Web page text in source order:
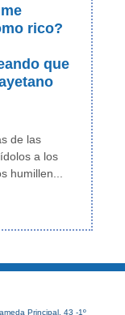
rico?
que
de las
a los
humillen
Principal, 43 -1º